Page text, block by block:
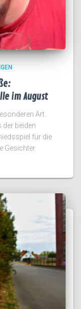
im August
Art.
beiden
für die
Gesichter